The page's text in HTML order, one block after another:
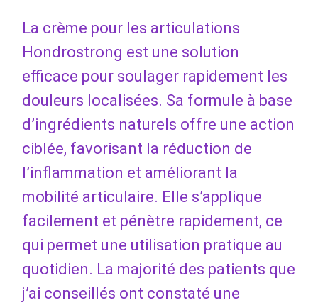
La crème pour les articulations
Hondrostrong est une solution
efficace pour soulager rapidement les
douleurs localisées. Sa formule à base
d’ingrédients naturels offre une action
ciblée, favorisant la réduction de
l’inflammation et améliorant la
mobilité articulaire. Elle s’applique
facilement et pénètre rapidement, ce
qui permet une utilisation pratique au
quotidien. La majorité des patients que
j’ai conseillés ont constaté une